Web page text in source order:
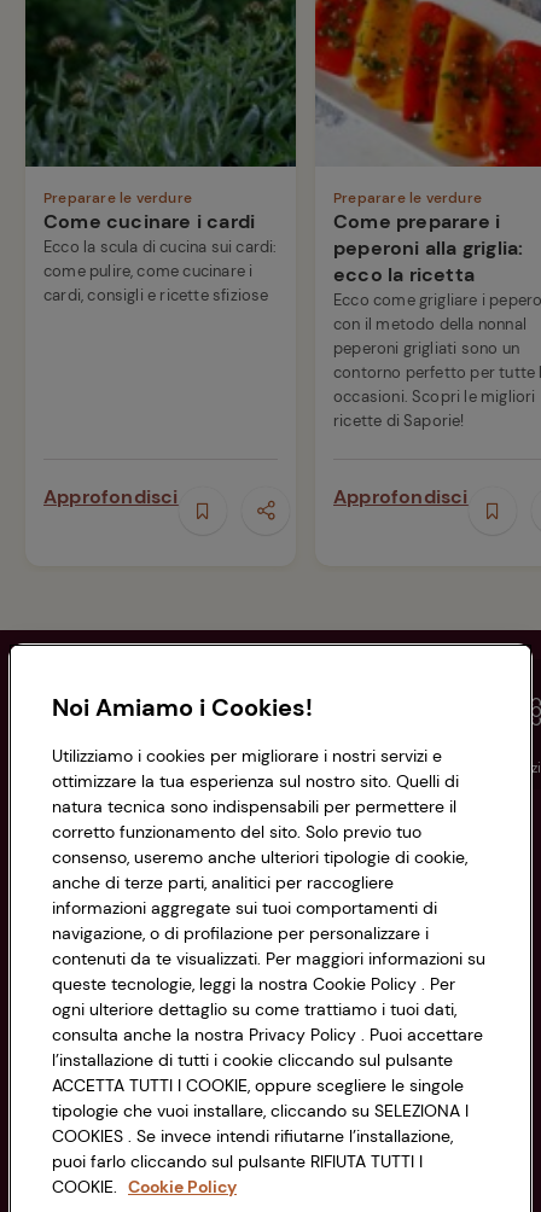
Preparare le verdure
Come cucinare i cardi
Ecco la scula di cucina sui cardi:
come pulire, come cucinare i
cardi, consigli e ricette sfiziose
Approfondisci
Preparare le verdure
Come preparare i
peperoni alla griglia:
ecco la ricetta
Ecco come grigliare i
con il metodo della nonnaI
peperoni grigliati sono un
contorno perfetto per tutte
occasioni. Scopri le migliori
ricette di Saporie!
Approfondisci
Conad Spesa online Assicurazioni Viaggi
Informazioni
Privacy Policy
Cookie Policy
Impostazioni Cookie
Accessibilità
CONAD SOCIETÀ COOPERATIVA
Via Michelino, 59 | 40127 BOLOGNA
Codice Fiscale e Registro Imprese
di Bologna 00865960157
PARTITA IVA 03320960374
Servizio clienti
Noi Amiamo i Cookies!
Utilizziamo i cookies per migliorare i nostri servizi e
ottimizzare la tua esperienza sul nostro sito. Quelli di
natura tecnica sono indispensabili per permettere il
corretto funzionamento del sito. Solo previo tuo
consenso, useremo anche ulteriori tipologie di cookie,
anche di terze parti, analitici per raccogliere
informazioni aggregate sui tuoi comportamenti di
navigazione, o di profilazione per personalizzare i
contenuti da te visualizzati. Per maggiori informazioni su
queste tecnologie, leggi la nostra Cookie Policy . Per
ogni ulteriore dettaglio su come trattiamo i tuoi dati,
consulta anche la nostra Privacy Policy . Puoi accettare
l’installazione di tutti i cookie cliccando sul pulsante
ACCETTA TUTTI I COOKIE, oppure scegliere le singole
tipologie che vuoi installare, cliccando su SELEZIONA I
COOKIES . Se invece intendi rifiutarne l’installazione,
puoi farlo cliccando sul pulsante RIFIUTA TUTTI I
COOKIE. Cookie Policy